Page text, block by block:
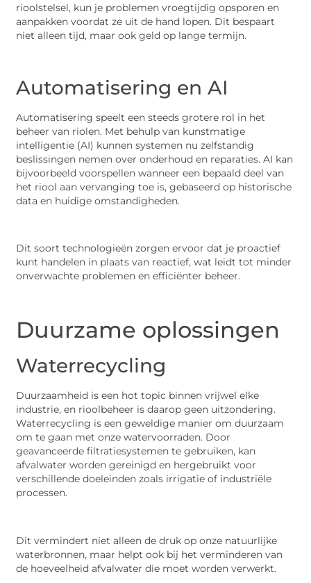
rioolstelsel, kun je problemen vroegtijdig opsporen en
aanpakken voordat ze uit de hand lopen. Dit bespaart
niet alleen tijd, maar ook geld op lange termijn.
Automatisering en AI
Automatisering speelt een steeds grotere rol in het
beheer van riolen. Met behulp van kunstmatige
intelligentie (AI) kunnen systemen nu zelfstandig
beslissingen nemen over onderhoud en reparaties. AI kan
bijvoorbeeld voorspellen wanneer een bepaald deel van
het riool aan vervanging toe is, gebaseerd op historische
data en huidige omstandigheden.
Dit soort technologieën zorgen ervoor dat je proactief
kunt handelen in plaats van reactief, wat leidt tot minder
onverwachte problemen en efficiënter beheer.
Duurzame oplossingen
Waterrecycling
Duurzaamheid is een hot topic binnen vrijwel elke
industrie, en rioolbeheer is daarop geen uitzondering.
Waterrecycling is een geweldige manier om duurzaam
om te gaan met onze watervoorraden. Door
geavanceerde filtratiesystemen te gebruiken, kan
afvalwater worden gereinigd en hergebruikt voor
verschillende doeleinden zoals irrigatie of industriële
processen.
Dit vermindert niet alleen de druk op onze natuurlijke
waterbronnen, maar helpt ook bij het verminderen van
de hoeveelheid afvalwater die moet worden verwerkt.